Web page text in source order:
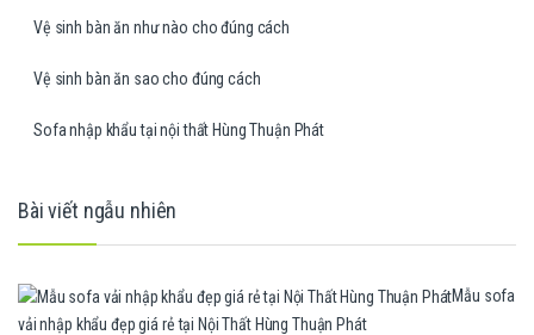
Vệ sinh bàn ăn như nào cho đúng cách
Vệ sinh bàn ăn sao cho đúng cách
Sofa nhập khẩu tại nội thất Hùng Thuận Phát
Bài viết ngẫu nhiên
Mẫu sofa
vải nhập khẩu đẹp giá rẻ tại Nội Thất Hùng Thuận Phát